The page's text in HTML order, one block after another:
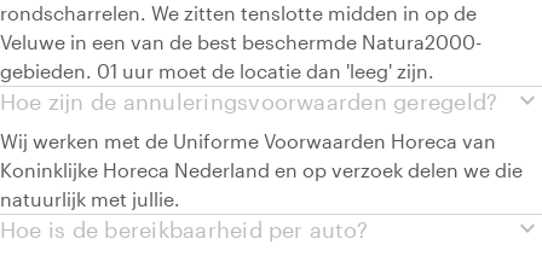
rondscharrelen. We zitten tenslotte midden in op de
Veluwe in een van de best beschermde Natura2000-
gebieden. 01 uur moet de locatie dan 'leeg' zijn.
expand_more
Hoe zijn de annuleringsvoorwaarden geregeld?
Wij werken met de Uniforme Voorwaarden Horeca van
Koninklijke Horeca Nederland en op verzoek delen we die
natuurlijk met jullie.
expand_more
Hoe is de bereikbaarheid per auto?